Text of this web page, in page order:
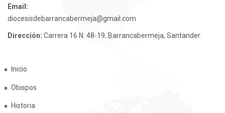
Email:
diocesisdebarrancabermeja@gmail.com
Dirección: Carrera 16 N. 48-19, Barrancabermeja, Santander.
Inicio
Obispos
Historia